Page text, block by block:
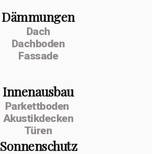
Dämmungen
Dach
Dachboden
Fassade
Innenausbau
Parkettboden
Akustikdecken
Türen
Sonnenschutz